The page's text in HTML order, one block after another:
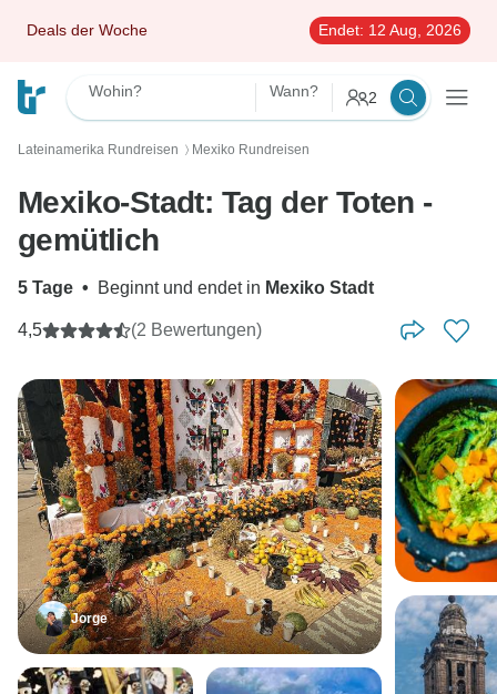
Deals der Woche Endet: 12 Aug, 2026
Wohin? Wann? 2
Lateinamerika Rundreisen 〉 Mexiko Rundreisen
Mexiko-Stadt: Tag der Toten -
gemütlich
5 Tage • Beginnt und endet in Mexiko Stadt
4,5 (2 Bewertungen)
Jorge